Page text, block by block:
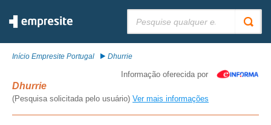
Início Empresite Portugal Dhurrie
Informação oferecida por
Dhurrie
(Pesquisa solicitada pelo usuário) Ver mais informações